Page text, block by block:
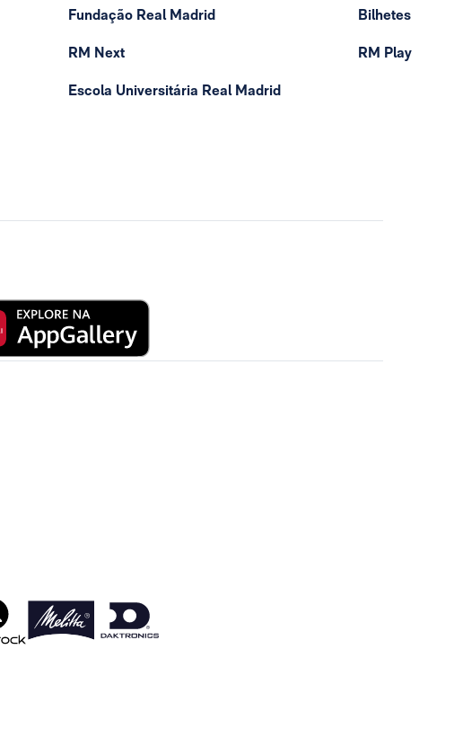
Fundação Real Madrid
RM Next
Escola Universitária Real Madrid
Bilhetes
RM Play